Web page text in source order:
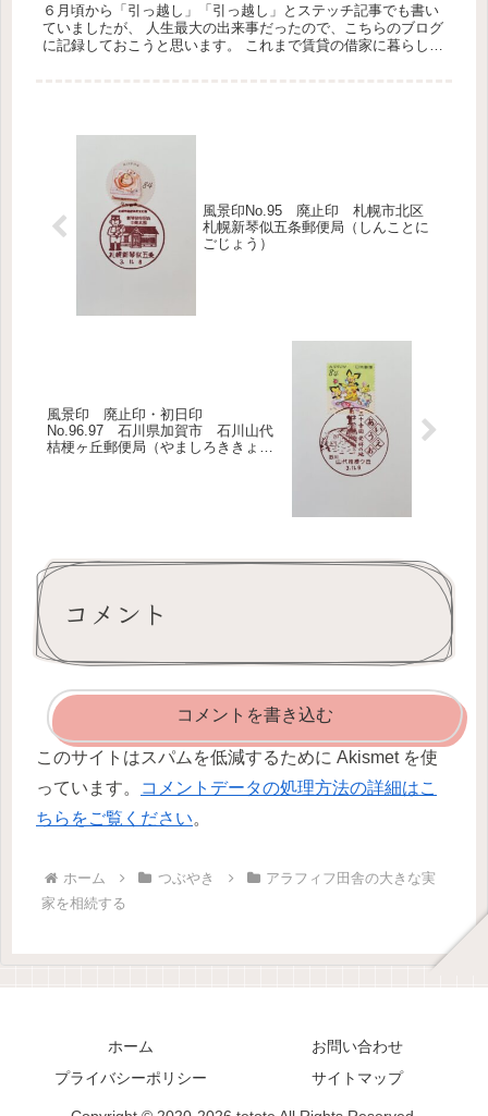
６月頃から「引っ越し」「引っ越し」とステッチ記事でも書い
ていましたが、 人生最大の出来事だったので、こちらのブログ
に記録しておこうと思います。 これまで賃貸の借家に暮らして
風景印No.95 廃止印 札幌市北区
札幌新琴似五条郵便局（しんことに
ごじょう）
風景印 廃止印・初日印
No.96.97 石川県加賀市 石川山代
桔梗ヶ丘郵便局（やましろききょう
コメント
コメントを書き込む
このサイトはスパムを低減するために Akismet を使
っています。
コメントデータの処理方法の詳細はこ
ちらをご覧ください。
ホーム つぶやき
アラフィフ田舎の大きな実
家を相続する
ホーム
お問い合わせ
プライバシーポリシー
サイトマップ